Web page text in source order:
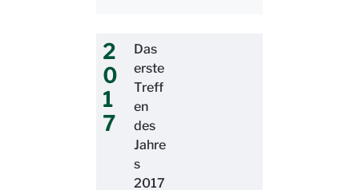
2
0
1
7
Das
erste
Treff
en
des
Jahre
s
2017